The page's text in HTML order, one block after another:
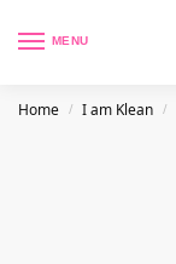
MENU
Home / I am Klean /